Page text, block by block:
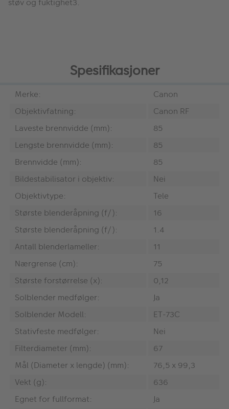
Spesifikasjoner
Merke:
Canon
Objektivfatning:
Canon RF
Laveste brennvidde (mm):
85
Lengste brennvidde (mm):
85
Brennvidde (mm):
85
Bildestabilisator i objektiv:
Nei
Objektivtype:
Tele
Største blenderåpning (f/):
16
Største blenderåpning (f/):
1.4
Antall blenderlameller:
11
Nærgrense (cm):
75
Største forstørrelse (x):
0,12
Solblender medfølger:
Ja
Solblender Modell:
ET-73C
Stativfeste medfølger:
Nei
Filterdiameter (mm):
67
Mål (Diameter x lengde) (mm):
76,5 x 99,3
Vekt (g):
636
Egnet for fullformat:
Ja